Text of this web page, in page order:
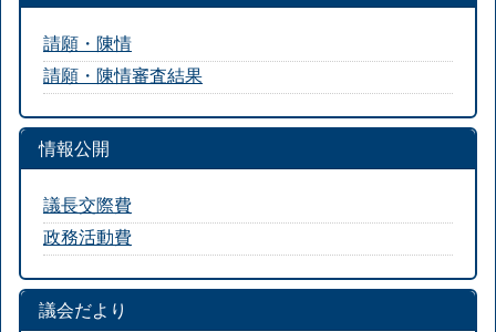
請願・陳情
請願・陳情審査結果
情報公開
議長交際費
政務活動費
議会だより